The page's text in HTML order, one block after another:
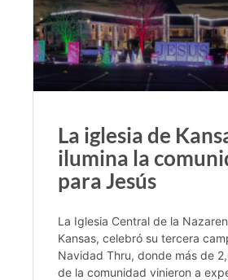
La iglesia de
ilumina la
para Jesús
La Iglesia Central de la
Kansas, celebró su tercera
Navidad Thru, donde más de
de la comunidad vinieron a